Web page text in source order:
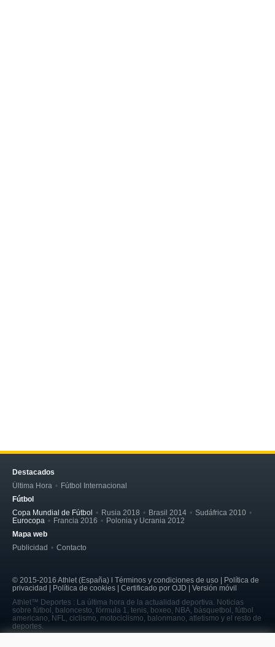
Destacados
Última Hora
Fútbol Internacional
Fútbol
Copa Mundial de Fútbol
Rusia 2018 Brasil 2014
Sudáfrica 2010
Eurocopa
Francia 2016
Polonia y Ucrania 2012
Mapa web
Publicidad
Contacto
© 2015-2016 Athlet (España) l Términos y condiciones de uso | Política de
privacidad | Política de cookies | Certificado por OJD | Versión móvil
Athlet™ Deportes : La última hora de la actualidad deportiva. Noticias
sobre fútbol, baloncesto, fórmula 1, tenis, boxeo, NBA, básquetbol, fútbol
americano, NFL, ciclismo, motociclismo, balonmano, atletismo y el resto de
deportes.